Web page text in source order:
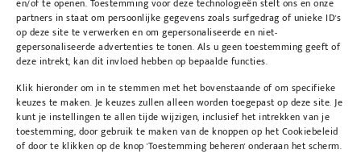
partners in staat om persoonlijke gegevens zoals surfgedrag of unieke ID's
op deze site te verwerken en om gepersonaliseerde en niet-
gepersonaliseerde advertenties te tonen. Als u geen toestemming geeft of
deze intrekt, kan dit invloed hebben op bepaalde functies.
Klik hieronder om in te stemmen met het bovenstaande of om specifieke
keuzes te maken. Je keuzes zullen alleen worden toegepast op deze site. Je
kunt je instellingen te allen tijde wijzigen, inclusief het intrekken van je
toestemming, door gebruik te maken van de knoppen op het Cookiebeleid
of door te klikken op de knop 'Toestemming beheren' onderaan het scherm.
@kybeau